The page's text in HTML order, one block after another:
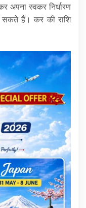
अपना स्वकर निर्धारण
सकते हैं। कर की राशि